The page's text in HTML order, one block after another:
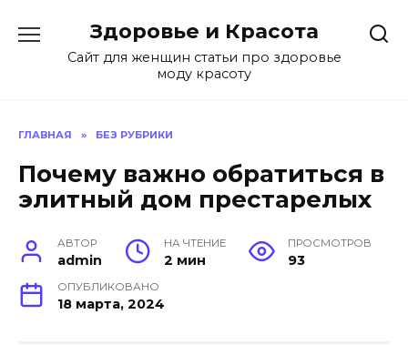
содержанию
Здоровье и Красота
Сайт для женщин статьи про здоровье
моду красоту
ГЛАВНАЯ » БЕЗ РУБРИКИ
Почему важно обратиться в
элитный дом престарелых
АВТОР
admin
НА ЧТЕНИЕ
2 мин
ПРОСМОТРОВ
93
ОПУБЛИКОВАНО
18 марта, 2024